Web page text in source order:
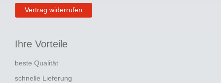
Vertrag widerrufen
Ihre Vorteile
beste Qualität
schnelle Lieferung